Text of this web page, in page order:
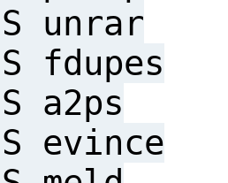
S unrar
fdupes
a2ps
evince